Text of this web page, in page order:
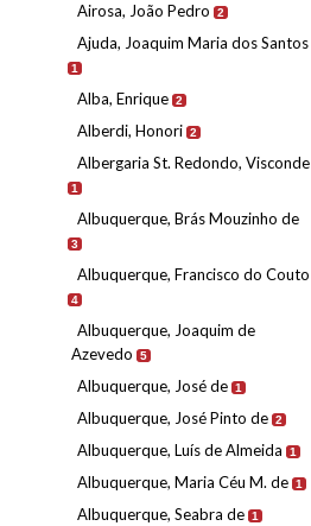
Airosa, João Pedro 2
Ajuda, Joaquim Maria dos Santos
1
Alba, Enrique 2
Alberdi, Honori 2
Albergaria St. Redondo, Visconde
1
Albuquerque, Brás Mouzinho de
3
Albuquerque, Francisco do Couto
4
Albuquerque, Joaquim de
Azevedo
5
Albuquerque, José de 1
Albuquerque, José Pinto de 2
Albuquerque, Luís de Almeida 1
Albuquerque, Maria Céu M. de 1
Albuquerque, Seabra de 1